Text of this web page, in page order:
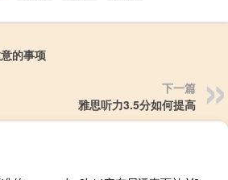
的事项
下一篇
雅思听力3.5分如何提高